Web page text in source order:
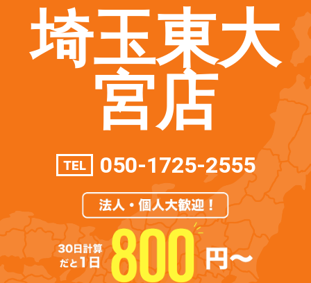
埼玉東大
宮店
TEL 050-1725-2555